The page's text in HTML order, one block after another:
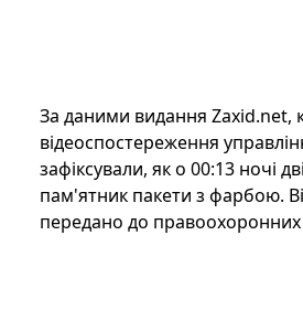
За даними видання Zaxid.net,
відеоспостереження
зафіксували, як о 00:13 ночі
пам'ятник пакети з фарбою.
передано до правоохоронних